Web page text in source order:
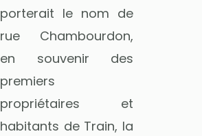
porterait le nom de
rue Chambourdon,
en souvenir des
premiers
propriétaires et
habitants de Train, la